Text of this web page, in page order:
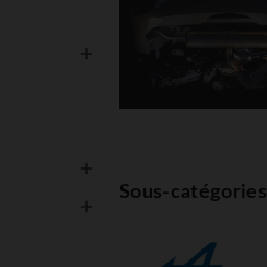



Sous-catégories